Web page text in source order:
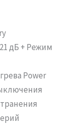
дБ + Режим
Power